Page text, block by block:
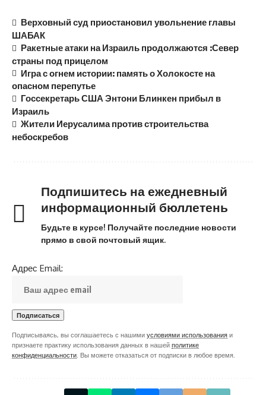
Верховный суд приостановил увольнение главы
ШАБАК
Ракетные атаки на Израиль продолжаются :Север
страны под прицелом
Игра с огнем истории: память о Холокосте на
опасном перепутье
Госсекретарь США Энтони Блинкен прибыл в
Израиль
Жители Иерусалима против строительства
небоскребов
Подпишитесь на ежедневный
информационный бюллетень
Будьте в курсе! Получайте последние новости
прямо в свой почтовый ящик.
Адрес Email:
Подписываясь, вы соглашаетесь с нашими условиями использования и
признаете практику использования данных в нашей политике
конфиденциальности . Вы можете отказаться от подписки в любое время.